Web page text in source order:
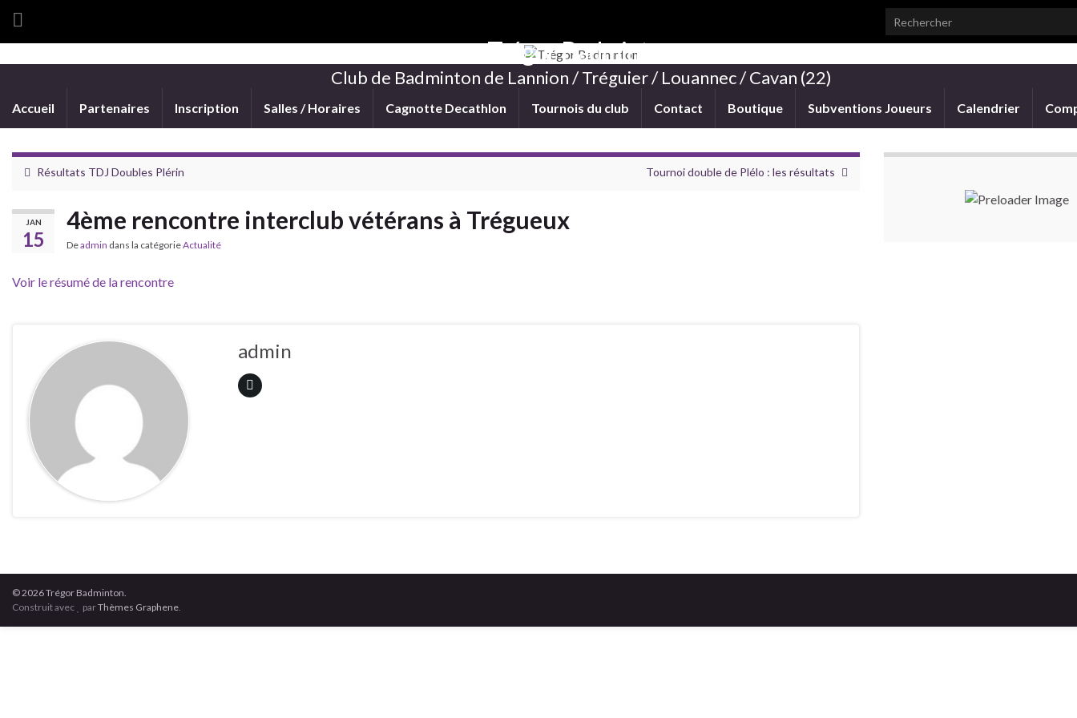
Search for:
Trégor Badminton
Club de Badminton de Lannion / Tréguier / Louannec / Cavan (22)
Accueil Partenaires Inscription Salles / Horaires Cagnotte Decathlon Tournois du club Contact Boutique Subventions Joueurs Calendrier
Résultats TDJ Doubles Plérin Tournoi double de Plélo : les résultats
JAN
15
4ème rencontre interclub vétérans à Trégueux
Deadmin dans la catégorieActualité
Voir le résumé de la rencontre
admin
© 2026 Trégor Badminton.
Construit avec
parThèmes Graphene.